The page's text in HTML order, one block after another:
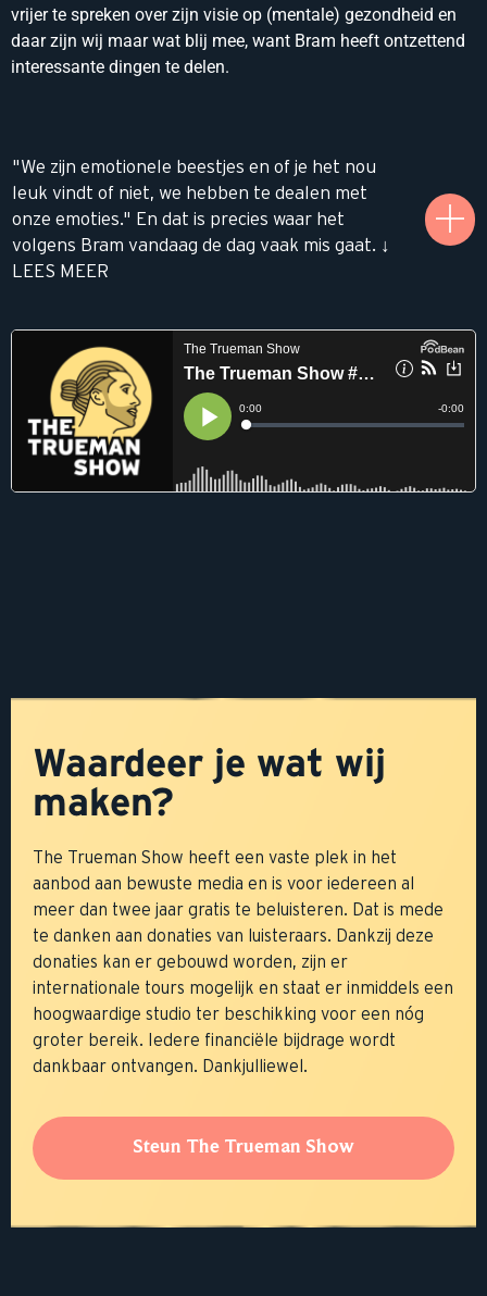
vrijer te spreken over zijn visie op (mentale) gezondheid en
daar zijn wij maar wat blij mee, want Bram heeft ontzettend
interessante dingen te delen.
"We zijn emotionele beestjes en of je het nou
leuk vindt of niet, we hebben te dealen met
onze emoties." En dat is precies waar het
volgens Bram vandaag de dag vaak mis gaat. ↓
LEES MEER
Waardeer je wat wij
maken?
The Trueman Show heeft een vaste plek in het
aanbod aan bewuste media en is voor iedereen al
meer dan twee jaar gratis te beluisteren. Dat is mede
te danken aan donaties van luisteraars. Dankzij deze
donaties kan er gebouwd worden, zijn er
internationale tours mogelijk en staat er inmiddels een
hoogwaardige studio ter beschikking voor een nóg
groter bereik. Iedere financiële bijdrage wordt
dankbaar ontvangen. Dankjulliewel.
Steun The Trueman Show